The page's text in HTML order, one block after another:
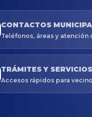
CONTACTOS
Teléfonos, áreas y atención
TRÁMITES Y SERVICIOS
Accesos rápidos para